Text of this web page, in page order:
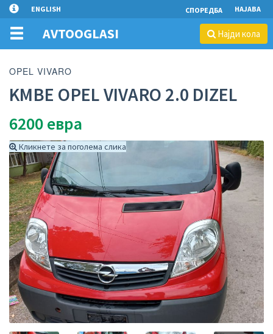
ENGLISH СПОРЕДБА НАЈАВА
AVTOOGLASI Најди кола
OPEL VIVARO
KMBE OPEL VIVARO 2.0 DIZEL
6200евра
Кликнете за поголема слика